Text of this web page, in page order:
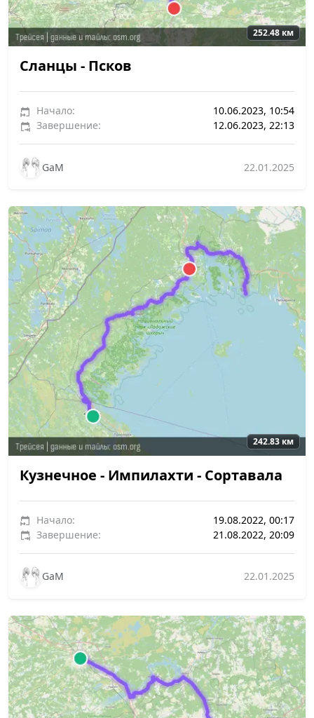
252.48 км
Сланцы - Псков
Начало:
10.06.2023, 10:54
Завершение:
12.06.2023, 22:13
GaM 22.01.2025
242.83 км
Кузнечное - Импилахти - Сортавала
Начало:
19.08.2022, 00:17
Завершение:
21.08.2022, 20:09
GaM 22.01.2025